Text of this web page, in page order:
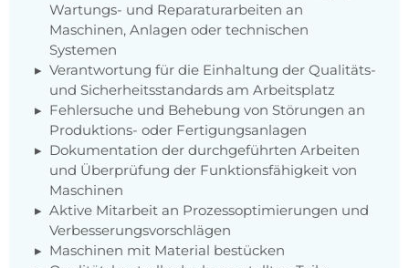
Wartungs- und Reparaturarbeiten an
Maschinen, Anlagen oder technischen
Systemen
Verantwortung für die Einhaltung der Qualitäts-
und Sicherheitsstandards am Arbeitsplatz
Fehlersuche und Behebung von Störungen an
Produktions- oder Fertigungsanlagen
Dokumentation der durchgeführten Arbeiten
und Überprüfung der Funktionsfähigkeit von
Maschinen
Aktive Mitarbeit an Prozessoptimierungen und
Verbesserungsvorschlägen
Maschinen mit Material bestücken